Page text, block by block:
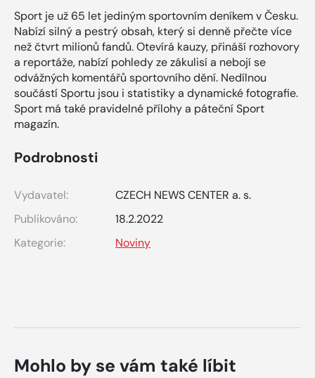
Sport je už 65 let jediným sportovním deníkem v Česku.
Nabízí silný a pestrý obsah, který si denně přečte více
než čtvrt milionů fandů. Otevírá kauzy, přináší rozhovory
a reportáže, nabízí pohledy ze zákulisí a nebojí se
odvážných komentářů sportovního dění. Nedílnou
součástí Sportu jsou i statistiky a dynamické fotografie.
Sport má také pravidelné přílohy a páteční Sport
magazín.
Podrobnosti
Vydavatel:
CZECH NEWS CENTER a. s.
Publikováno:
18.2.2022
Kategorie:
Noviny
Mohlo by se vám také líbit